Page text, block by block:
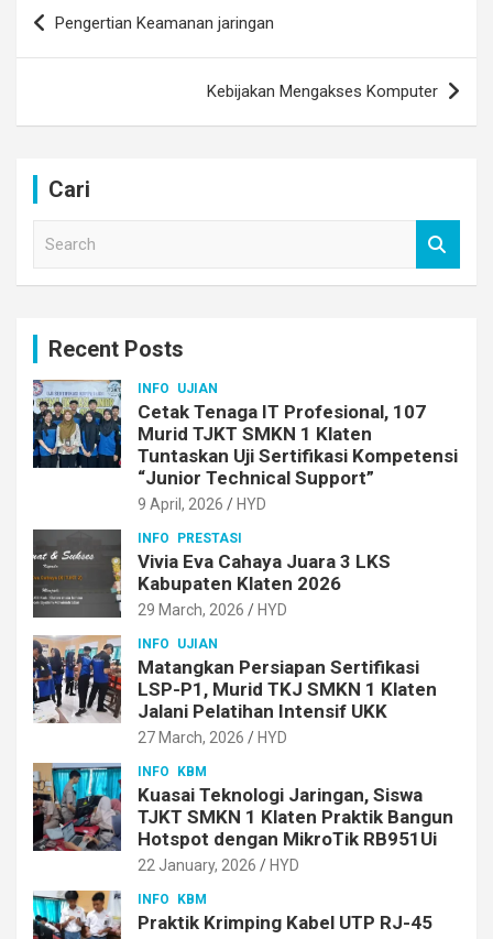
navigation
Pengertian Keamanan jaringan
Kebijakan Mengakses Komputer
Cari
Recent Posts
INFO UJIAN
Cetak Tenaga IT Profesional, 107
Murid TJKT SMKN 1 Klaten
Tuntaskan Uji Sertifikasi Kompetensi
“Junior Technical Support”
9 April, 2026 HYD
INFO PRESTASI
Vivia Eva Cahaya Juara 3 LKS
Kabupaten Klaten 2026
29 March, 2026 HYD
INFO UJIAN
Matangkan Persiapan Sertifikasi
LSP-P1, Murid TKJ SMKN 1 Klaten
Jalani Pelatihan Intensif UKK
27 March, 2026 HYD
INFO KBM
Kuasai Teknologi Jaringan, Siswa
TJKT SMKN 1 Klaten Praktik Bangun
Hotspot dengan MikroTik RB951Ui
22 January, 2026 HYD
INFO KBM
Praktik Krimping Kabel UTP RJ-45